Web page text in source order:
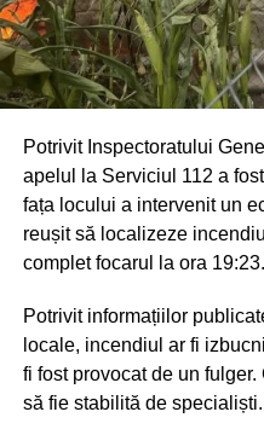
Potrivit Inspectoratului
apelul la Serviciul 112 a
fața locului a intervenit un
reușit să localizeze
complet focarul la ora 19:23.
Potrivit informațiilor
locale, incendiul ar fi
fi fost provocat de un
să fie stabilită de specialiști.